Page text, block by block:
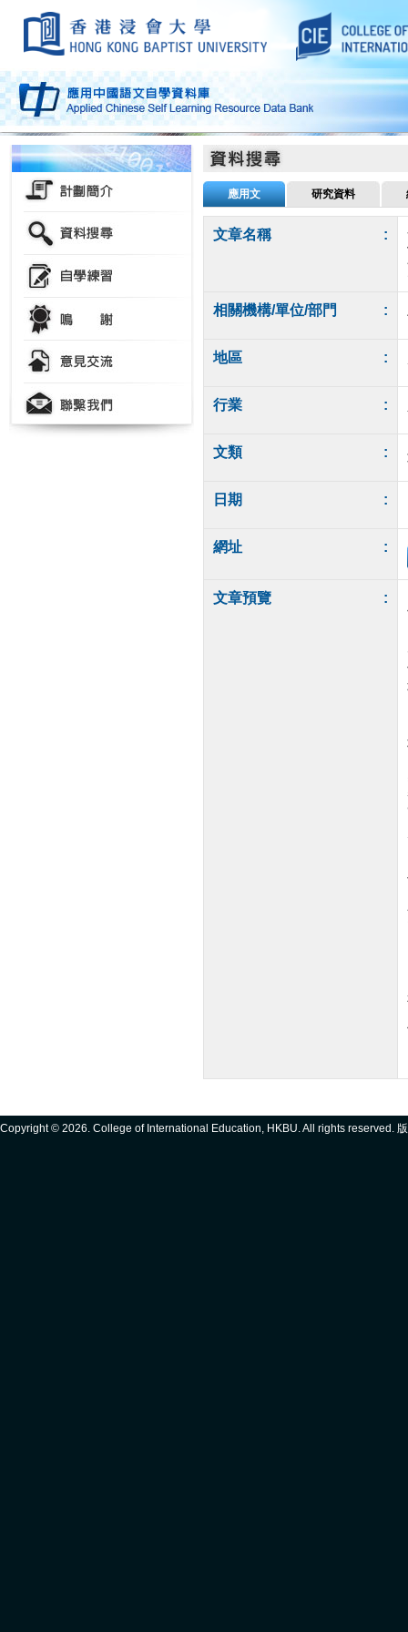
應用文 研究資料
文章名稱 :
相關機構/單位/部門 :
地區 :
行業 :
文類 :
日期 :
網址 :
文章預覽 :
Copyright © 2026. College of International Education, HKBU. All rights reserved.